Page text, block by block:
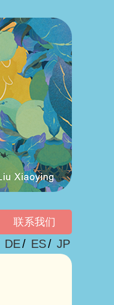
联系我们
DE/ ES/ JP